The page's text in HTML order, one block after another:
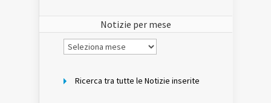
Notizie per mese
Notizie
per
Ricerca tra tutte le Notizie inserite